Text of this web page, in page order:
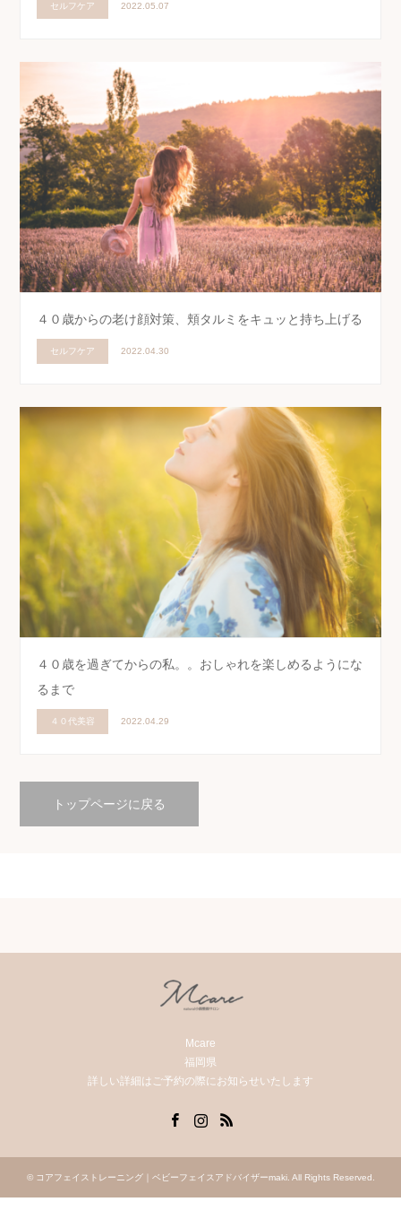
セルフケア 2022.05.07
４０歳からの老け顔対策、頬タルミをキュッと持ち上げる
セルフケア 2022.04.30
４０歳を過ぎてからの私。。おしゃれを楽しめるようにな
るまで
４０代美容 2022.04.29
トップページに戻る
Mcare
福岡県
詳しい詳細はご予約の際にお知らせいたします
© コアフェイストレーニング｜ベビーフェイスアドバイザーmaki. All Rights Reserved.